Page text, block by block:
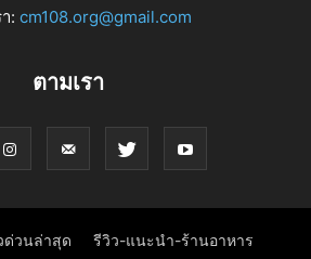
: cm108.org@gmail.com
ตามเรา
ด่วนล่าสุด รีวิว-แนะนำ-ร้านอาหาร